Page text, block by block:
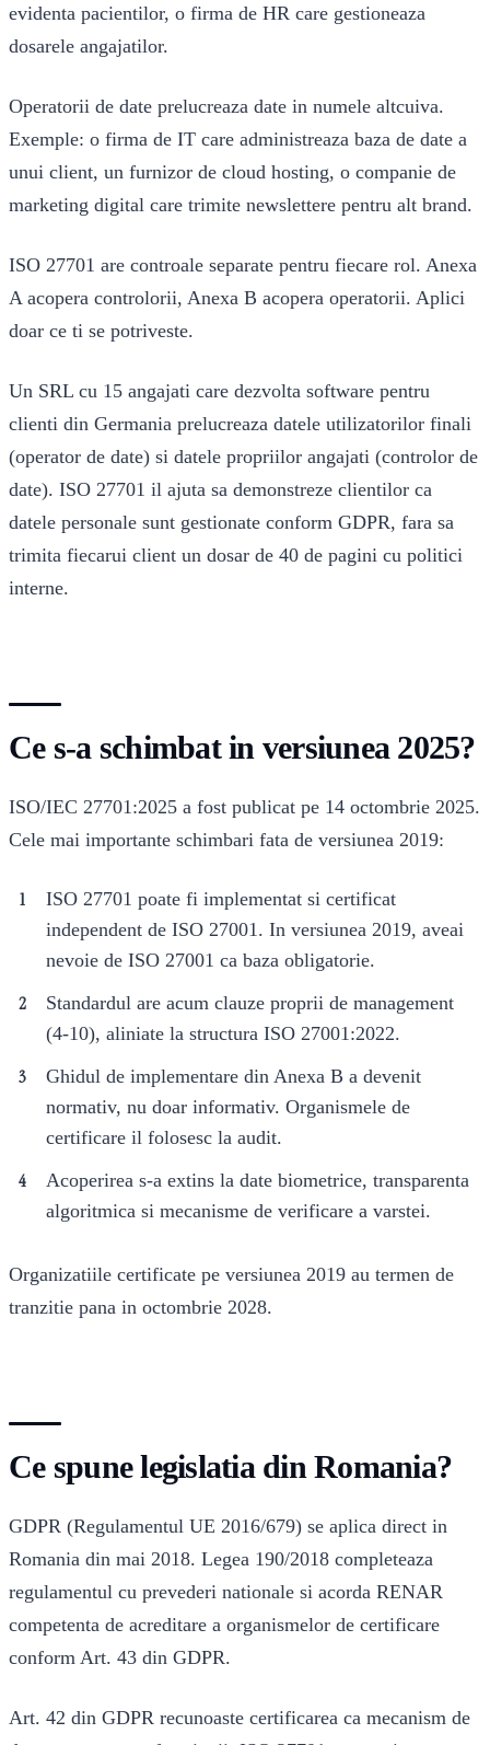
evidenta pacientilor, o firma de HR care gestioneaza
dosarele angajatilor.
Operatorii de date prelucreaza date in numele altcuiva.
Exemple: o firma de IT care administreaza baza de date a
unui client, un furnizor de cloud hosting, o companie de
marketing digital care trimite newslettere pentru alt brand.
ISO 27701 are controale separate pentru fiecare rol. Anexa
A acopera controlorii, Anexa B acopera operatorii. Aplici
doar ce ti se potriveste.
Un SRL cu 15 angajati care dezvolta software pentru
clienti din Germania prelucreaza datele utilizatorilor finali
(operator de date) si datele propriilor angajati (controlor de
date). ISO 27701 il ajuta sa demonstreze clientilor ca
datele personale sunt gestionate conform GDPR, fara sa
trimita fiecarui client un dosar de 40 de pagini cu politici
interne.
Ce s-a schimbat in versiunea 2025?
ISO/IEC 27701:2025 a fost publicat pe 14 octombrie 2025.
Cele mai importante schimbari fata de versiunea 2019:
ISO 27701 poate fi implementat si certificat
independent de ISO 27001. In versiunea 2019, aveai
nevoie de ISO 27001 ca baza obligatorie.
Standardul are acum clauze proprii de management
(4-10), aliniate la structura ISO 27001:2022.
Ghidul de implementare din Anexa B a devenit
normativ, nu doar informativ. Organismele de
certificare il folosesc la audit.
Acoperirea s-a extins la date biometrice, transparenta
algoritmica si mecanisme de verificare a varstei.
Organizatiile certificate pe versiunea 2019 au termen de
tranzitie pana in octombrie 2028.
Ce spune legislatia din Romania?
GDPR (Regulamentul UE 2016/679) se aplica direct in
Romania din mai 2018. Legea 190/2018 completeaza
regulamentul cu prevederi nationale si acorda RENAR
competenta de acreditare a organismelor de certificare
conform Art. 43 din GDPR.
Art. 42 din GDPR recunoaste certificarea ca mecanism de